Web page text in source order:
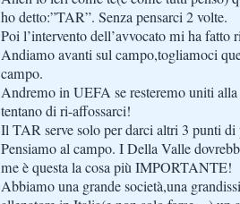
ho detto:”TAR”. Senza pensarci 2 volte.
Poi l’intervento dell’avvocato mi ha
Andiamo avanti sul campo,togliamoci
campo.
Andremo in UEFA se resteremo uniti
tentano di ri-affossarci!
Il TAR serve solo per darci altri 3 punti
Pensiamo al campo. I Della Valle
me è questa la cosa più IMPORTANTE!
Abbiamo una grande società,una